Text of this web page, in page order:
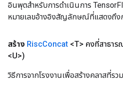
อินพุตสำหรับการดำเนินการ
หมายเลขอ้างอิงสัญลักษณ์ที่แสดงถึ
สร้าง RiscConcat <T> คงที่สาธาร
<U>)
วิธีการจากโรงงานเพื่อสร้างคลาสที่ร